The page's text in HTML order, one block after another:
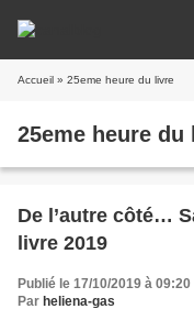
Accueil » 25eme heure du livre
25eme heure du
De l’autre côté…
livre 2019
Publié le 17/10/2019 à 09:20
Par heliena-gas